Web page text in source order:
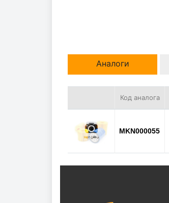
Аналоги
Код аналога
MKN000055